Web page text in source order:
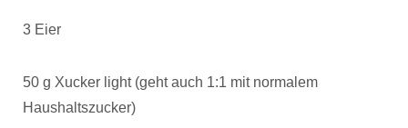
3 Eier
50 g Xucker light (geht auch 1:1 mit normalem
Haushaltszucker)